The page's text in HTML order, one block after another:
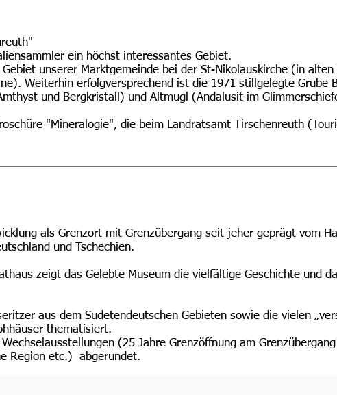
ein höchst interessantes Gebiet.
unserer Marktgemeinde bei der St-Nikolauskirche (in alten
Weiterhin erfolgversprechend ist die 1971 stillgelegte Grube
und Bergkristall) und Altmugl (Andalusit im
"Mineralogie", die beim Landratsamt Tirschenreuth
als Grenzort mit Grenzübergang seit jeher geprägt vom
und Tschechien.
zeigt das Gelebte Museum die vielfältige Geschichte und
aus dem Sudetendeutschen Gebieten sowie die vielen
thematisiert.
(25 Jahre Grenzöffnung am
Region etc.) abgerundet.